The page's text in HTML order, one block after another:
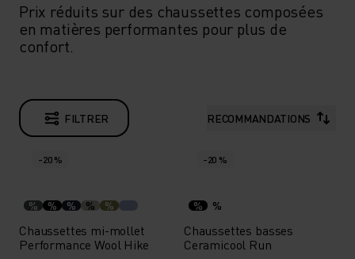
Prix réduits sur des chaussettes composées
en matières performantes pour plus de
confort.
FILTRER RECOMMANDATIONS
-20 %
% % % % %
Chaussettes mi-mollet
Performance Wool Hike
-20 %
% %
Chaussettes basses
Ceramicool Run